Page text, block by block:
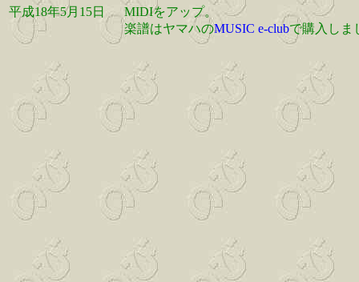
平成18年5月15日
MIDIをアップ。
楽譜はヤマハのMUSIC e-clubで購入しま